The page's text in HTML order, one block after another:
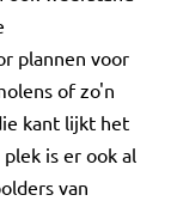
plannen voor
of zo'n
kant lijkt het
is er ook al
van